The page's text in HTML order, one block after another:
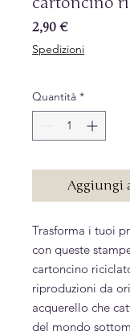
2,90 €Prezzo
Spedizioni
Quantità *
Aggiungi
Trasforma i tuoi
con queste
cartoncino
riproduzioni da
acquerello che
del mondo